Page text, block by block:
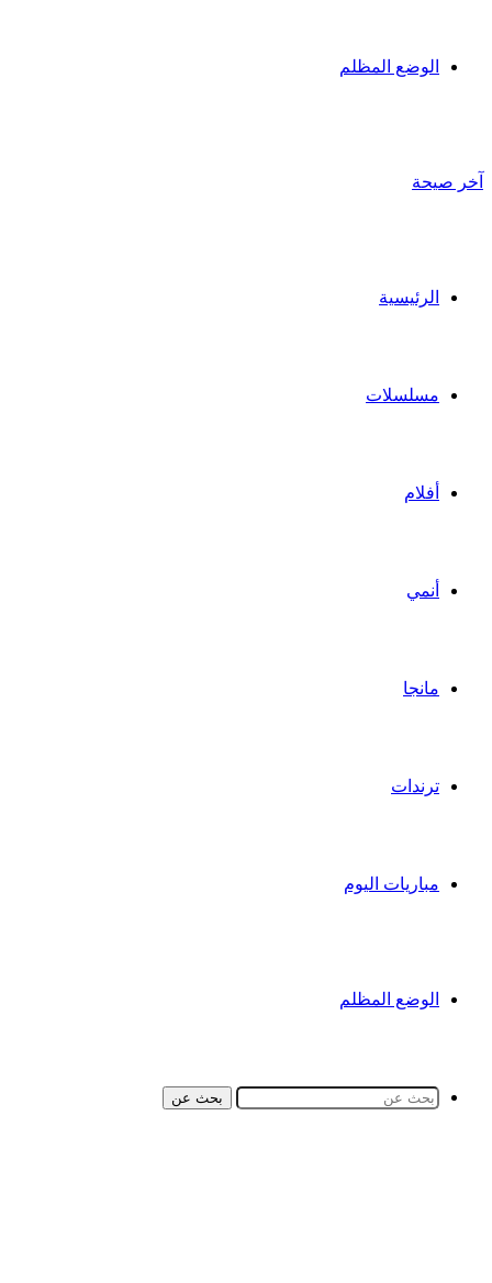
الوضع المظلم
آخر صيحة
الرئيسية
مسلسلات
أفلام
أنمي
مانجا
ترندات
مباريات اليوم
الوضع المظلم
بحث عن